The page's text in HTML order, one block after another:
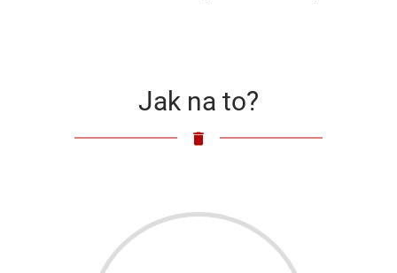
Jak na to?